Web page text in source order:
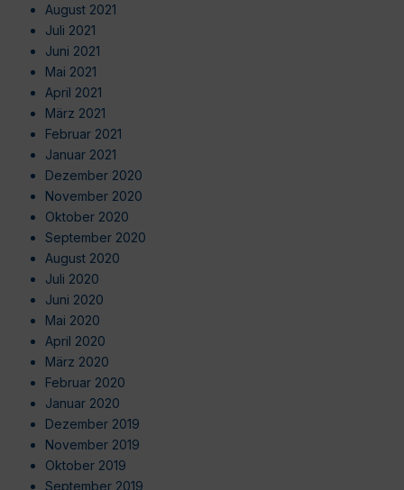
August 2021
Juli 2021
Juni 2021
Mai 2021
April 2021
März 2021
Februar 2021
Januar 2021
Dezember 2020
November 2020
Oktober 2020
September 2020
August 2020
Juli 2020
Juni 2020
Mai 2020
April 2020
März 2020
Februar 2020
Januar 2020
Dezember 2019
November 2019
Oktober 2019
September 2019